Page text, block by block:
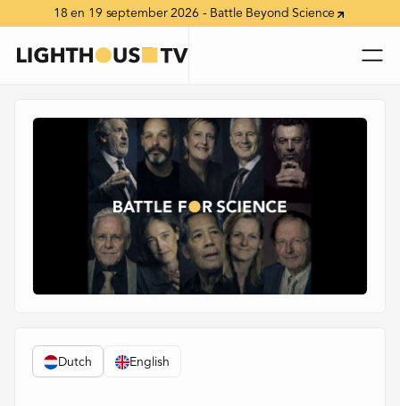
18 en 19 september 2026 - Battle Beyond Science
Dutch English